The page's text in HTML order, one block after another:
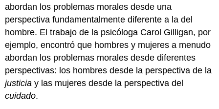
abordan los problemas morales desde una
perspectiva fundamentalmente diferente a la del
hombre. El trabajo de la psicóloga Carol Gilligan, por
ejemplo, encontró que hombres y mujeres a menudo
abordan los problemas morales desde diferentes
perspectivas: los hombres desde la perspectiva de la
justicia y las mujeres desde la perspectiva del
cuidado.